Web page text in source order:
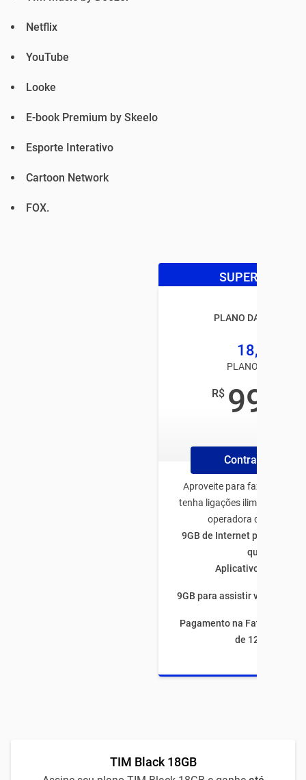
Netflix
YouTube
Looke
E-book Premium by Skeelo
Esporte Interativo
Cartoon Network
FOX.
SUPER OFERTA
PLANO DA TIM
18,5GB
PLANO TIM PÓS
R$ 99
Contrate Online
Aproveite para fazer o plano
tenha ligações ilimitadas
operadora de todo
9GB de Internet para utilizar
quiser
Aplicativos
9GB para assistir vídeos por
Pagamento na Fatura com
de 12 meses
TIM Black 18GB